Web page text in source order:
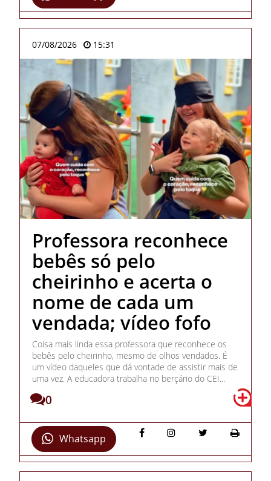
07/08/2026 15:31
Professora reconhece
bebês só pelo
cheirinho e acerta o
nome de cada um
vendada; vídeo fofo
Coisa mais linda essa professora que reconhece os
bebês pelo cheirinho, mesmo de olhos vendados. É
um vídeo daqueles que dá vontade de assistir mais de
uma vez. A educadora trabalha no berçário do CEI...
0
Whatsapp